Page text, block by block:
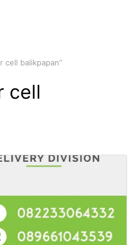
cell balikpapan”
cell